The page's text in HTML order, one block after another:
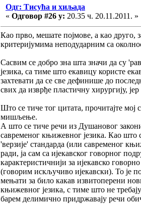
Одг: Тисућа и хиљада
« Одговор #26 у: 20.35 ч. 20.11.2011. »
Као прво, мешате појмове, а као друго,
критеријумима неподударним са
Сасвим се добро зна шта значи да су
језика, са тиме што екавицу користе
захтевати да се све дефинише до
свих да изврђе пластичну хирургију,
Што се тиче тог цитата, прочитајте мој
мишљење.
А што се тиче речи из Душановог
савременог књижевног језика. Као што
'верзије' стандарда (или савременог
ради, ја сам са ијекавског говорног
карактеристичнији за ијекавско
(говорим искључиво ијекавски). То је
мењати за било какав извитоперени
књижевног језика, с тиме што не
барем делимично придржавају речи